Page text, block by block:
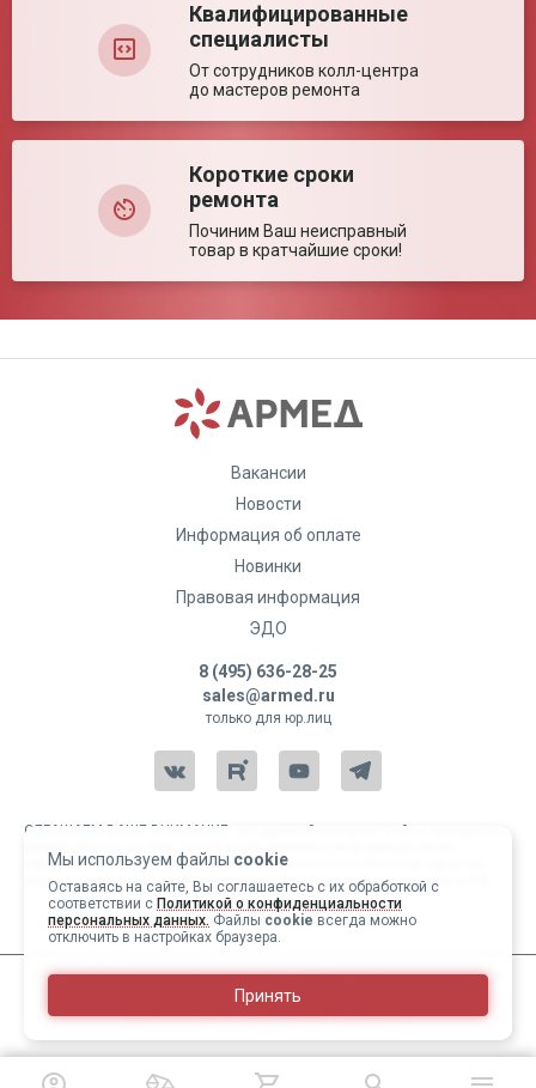
Квалифицированные
специалисты
От сотрудников колл-центра
до мастеров ремонта
Короткие сроки
ремонта
Починим Ваш неисправный
товар в кратчайшие сроки!
1
Мы используем файлы cookie
Оставаясь на сайте, Вы соглашаетесь с их обработкой с
соответствии с Политикой о конфиденциальности
персональных данных. Файлы cookie всегда можно
отключить в настройках браузера.
Принять
Вакансии
Новости
Информация об оплате
Новинки
Правовая информация
ЭДО
8 (495) 636-28-25
sales@armed.ru
только для юр.лиц
ОБРАЩАЕМ ВАШЕ ВНИМАНИЕ, что данный интернет-сайт и материалы,
характер и ни при каких условиях не являются публичной офертой,
определяемой положениями статьи 437 Гражданского кодекса РФ.
Copyright 2004-2026 © Армед
ИМЕЮТСЯ ПРОТИВОПОКАЗАНИЯ, ПЕРЕД ИСПОЛЬЗОВАНИЕМ
НЕОБХОДИМО ОЗНАКОМИТЬСЯ С ИНСТРУКЦИЕЙ И
ПРОКОНСУЛЬТИРОВАТЬСЯ С ВРАЧОМ